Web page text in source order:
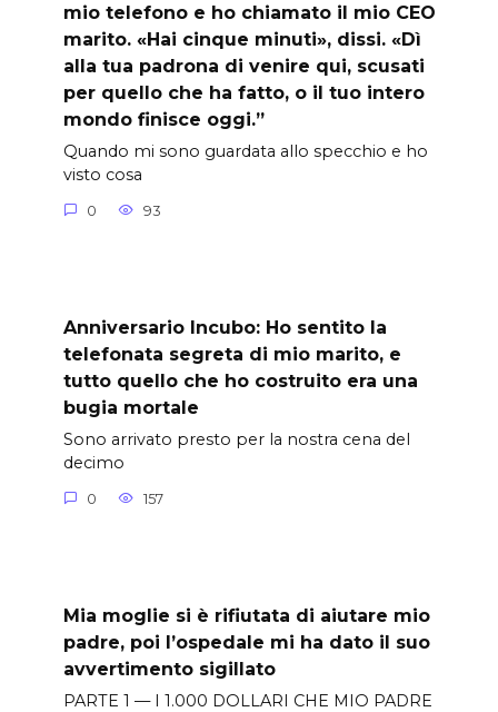
mio telefono e ho chiamato il mio CEO
marito. «Hai cinque minuti», dissi. «Dì
alla tua padrona di venire qui, scusati
per quello che ha fatto, o il tuo intero
mondo finisce oggi.”
Quando mi sono guardata allo specchio e ho
visto cosa
0 93
Anniversario Incubo: Ho sentito la
telefonata segreta di mio marito, e
tutto quello che ho costruito era una
bugia mortale
Sono arrivato presto per la nostra cena del
decimo
0 157
Mia moglie si è rifiutata di aiutare mio
padre, poi l’ospedale mi ha dato il suo
avvertimento sigillato
PARTE 1 — I 1.000 DOLLARI CHE MIO PADRE